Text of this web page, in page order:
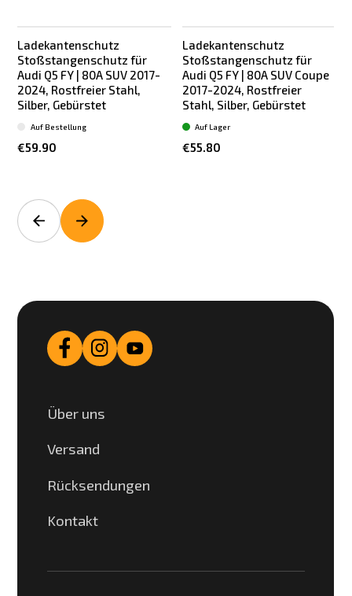
Ladekantenschutz
Stoßstangenschutz für
Audi Q5 FY | 80A SUV 2017-
2024, Rostfreier Stahl,
Silber, Gebürstet
€59.90
Auf Bestellung
Ladekantenschutz
Stoßstangenschutz für
Audi Q5 FY | 80A SUV Coupe
2017-2024, Rostfreier
Stahl, Silber, Gebürstet
€55.80
Auf Lager
Über uns
Versand
Rücksendungen
Kontakt